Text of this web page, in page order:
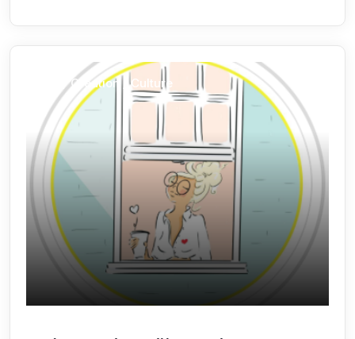
Arts / Création / Culture